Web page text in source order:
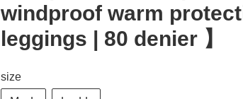
windproof warm
leggings | 80 denier 】
size